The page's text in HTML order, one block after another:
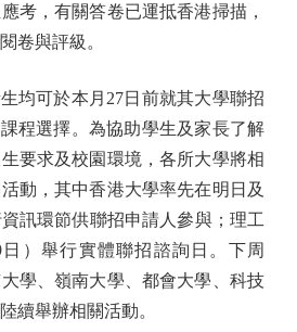
考，有關答卷已運抵香港掃描，
卷與評級。
可於本月27日前就其大學聯招
課程選擇。為協助學生及家長了解
要求及校園環境，各所大學將相
動，其中香港大學率先在明日及
訊環節供聯招申請人參與；理工
）舉行實體聯招諮詢日。下周
學、嶺南大學、都會大學、科技
續舉辦相關活動。